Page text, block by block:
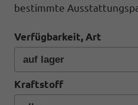
bestimmte
Verfügbarkeit, Art
Kraftstoff